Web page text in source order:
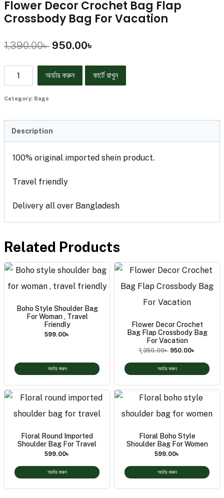
Flower Decor Crochet Bag Flap
Crossbody Bag For Vacation
1,390.00৳ 950.00৳
অর্ডার করুন কার্টে রাখুন
Category: Bags
Description
100% original imported shein product.
Travel friendly
Delivery all over Bangladesh
Related Products
Boho Style Shoulder Bag
For Woman , Travel
Friendly
599.00৳
অর্ডার করুন
Flower Decor Crochet
Bag Flap Crossbody Bag
For Vacation
1,350.00৳ 950.00৳
অর্ডার করুন
Floral Round Imported
Shoulder Bag For Travel
599.00৳
অর্ডার করুন
Floral Boho Style
Shoulder Bag For Women
599.00৳
অর্ডার করুন